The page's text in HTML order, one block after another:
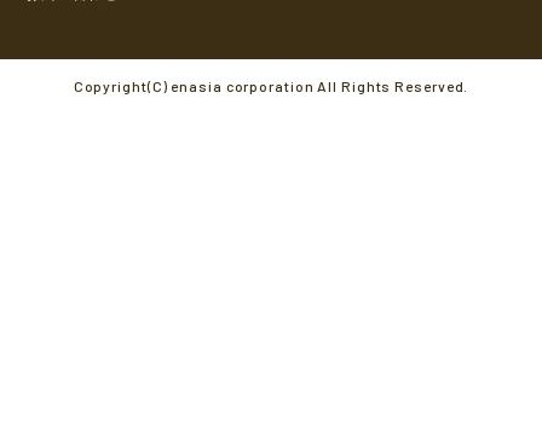
Copyright(C) enasia corporation All Rights Reserved.